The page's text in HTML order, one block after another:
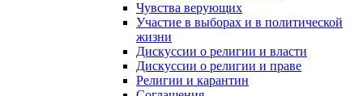
Чувства верующих
Участие в выборах и в политической
жизни
Дискуссии о религии и власти
Дискуссии о религии и праве
Религии и карантин